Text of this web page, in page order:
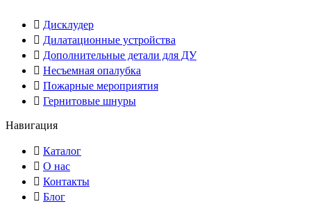
Дисклудер
Дилатационные устройства
Дополнительные детали для ДУ
Несъемная опалубка
Пожарные мероприятия
Гернитовые шнуры
Навигация
Каталог
О нас
Контакты
Блог